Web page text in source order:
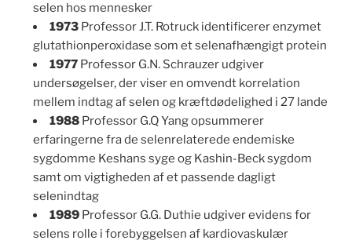
selen hos mennesker
1973 Professor J.T. Rotruck identificerer enzymet
glutathionperoxidase som et selenafhængigt protein
1977 Professor G.N. Schrauzer udgiver
undersøgelser, der viser en omvendt korrelation
mellem indtag af selen og kræftdødelighed i 27 lande
1988 Professor G.Q Yang opsummerer
erfaringerne fra de selenrelaterede endemiske
sygdomme Keshans syge og Kashin-Beck sygdom
samt om vigtigheden af et passende dagligt
selenindtag
1989 Professor G.G. Duthie udgiver evidens for
selens rolle i forebyggelsen af kardiovaskulær